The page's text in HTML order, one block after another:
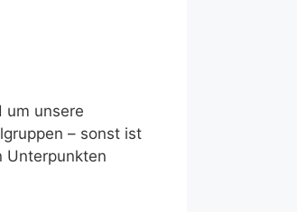
um unsere
– sonst ist
Unterpunkten